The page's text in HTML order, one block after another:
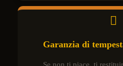
Garanzia di
Se non ti piace, ti